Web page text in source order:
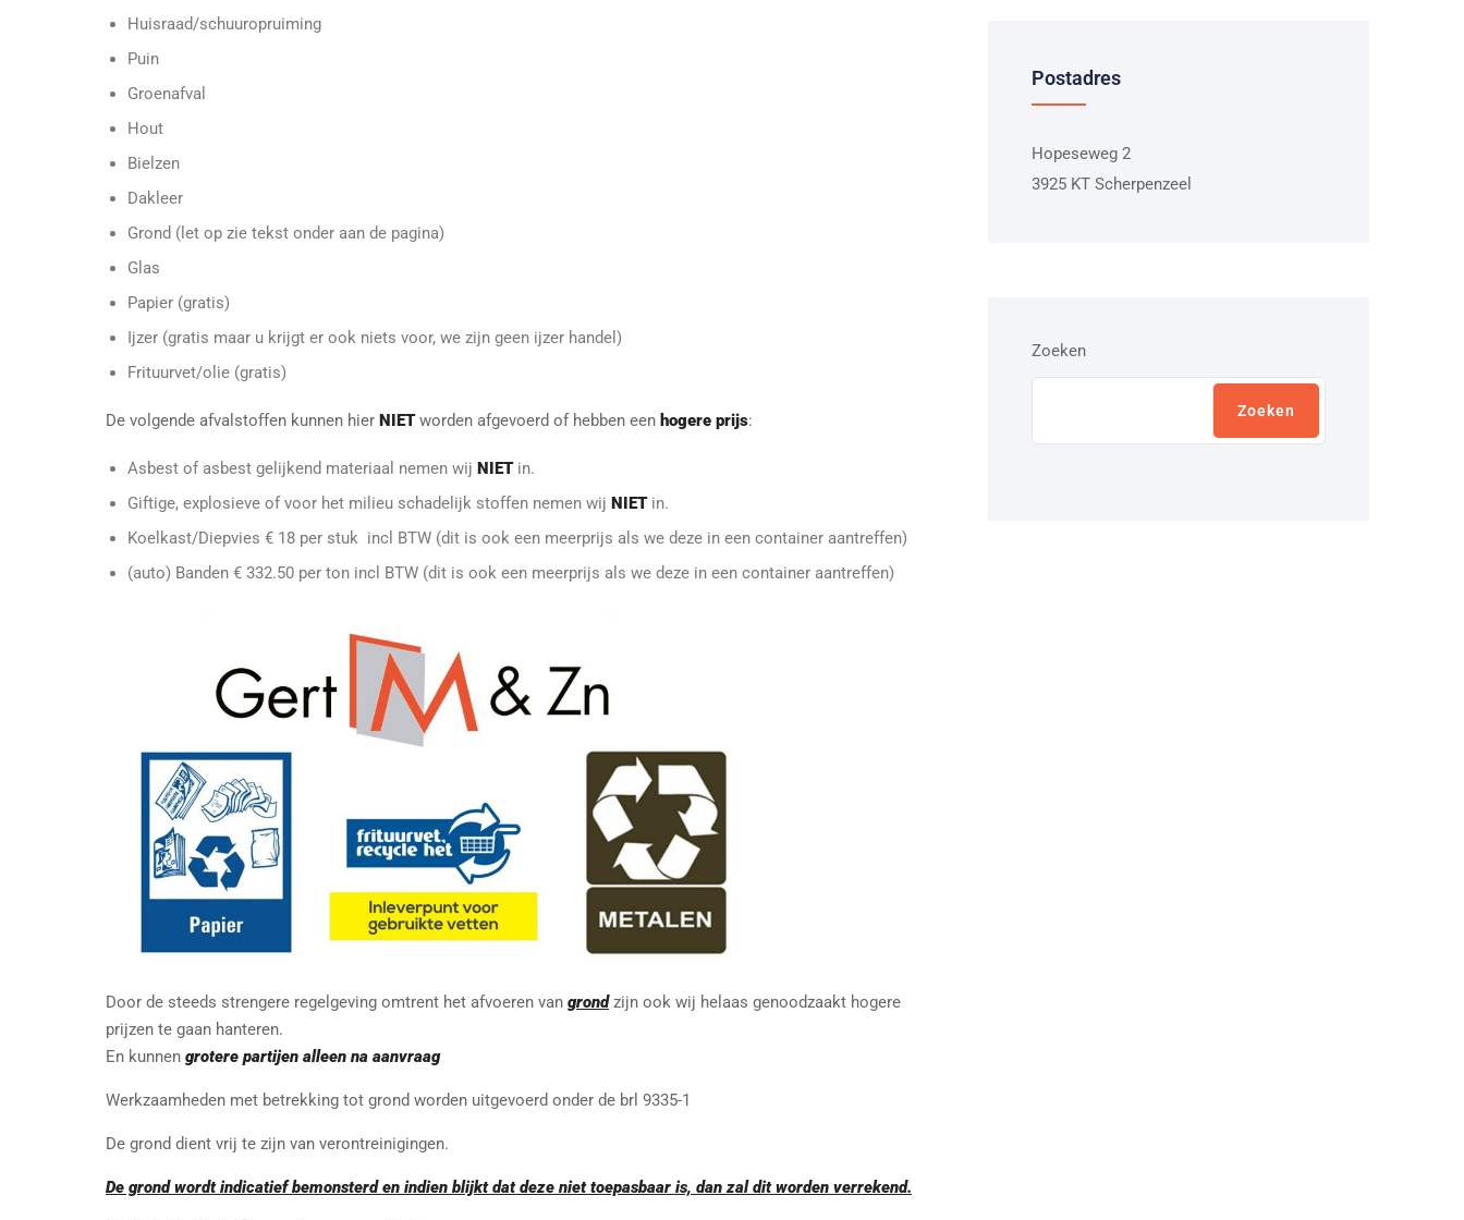
Huisraad/schuuropruiming
Puin
Groenafval
Hout
Bielzen
Dakleer
Grond (let op zie tekst onder aan de pagina)
Glas
Papier (gratis)
Ijzer (gratis maar u krijgt er ook niets voor, we zijn geen ijzer handel)
Frituurvet/olie (gratis)
De volgende afvalstoffen kunnen hier NIETworden afgevoerd of hebben een hogere prijs:
Asbest of asbest gelijkend materiaal nemen wij NIETin.
Giftige, explosieve of voor het milieu schadelijk stoffen nemen wij NIETin.
Koelkast/Diepvies € 18 per stuk incl BTW (dit is ook een meerprijs als we deze in een container aantreffen)
(auto) Banden € 332.50 per ton incl BTW (dit is ook een meerprijs als we deze in een container aantreffen)
Door de steeds strengere regelgeving omtrent het afvoeren van grondzijn ook wij helaas genoodzaakt hogere
prijzen te gaan hanteren.
En kunnen grotere partijen alleen na aanvraag
Werkzaamheden met betrekking tot grond worden uitgevoerd onder de brl 9335-1
De grond dient vrij te zijn van verontreinigingen.
De grond wordt indicatief bemonsterd en indien blijkt dat deze niet toepasbaar is, dan zal dit worden verrekend.
Postadres
Hopeseweg 2
3925 KT Scherpenzeel
Zoeken
Zoeken